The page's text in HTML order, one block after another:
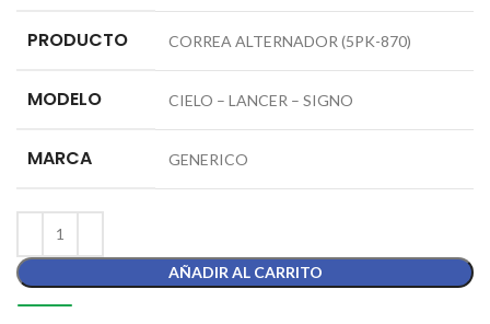
PRODUCTO CORREA ALTERNADOR (5PK-870)
MODELO CIELO – LANCER – SIGNO
MARCA GENERICO
AÑADIR AL CARRITO